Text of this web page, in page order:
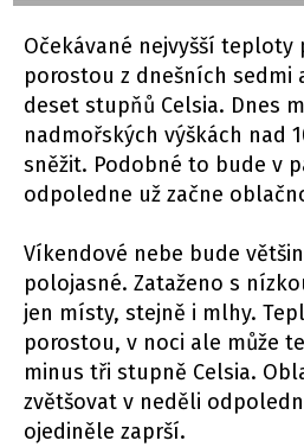
Očekávané nejvyšší
porostou z dnešních sedmi
deset stupňů Celsia. Dnes
nadmořských výškách nad
sněžit. Podobné to bude v
odpoledne už začne
Víkendové nebe bude
polojasné. Zataženo s
jen místy, stejně i mlhy.
porostou, v noci ale může
minus tři stupně Celsia.
zvětšovat v neděli
ojediněle zaprší.